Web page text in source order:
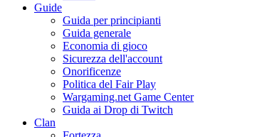
Guide
Guida per principianti
Guida generale
Economia di gioco
Sicurezza dell'account
Onorificenze
Politica del Fair Play
Wargaming.net Game Center
Guida ai Drop di Twitch
Clan